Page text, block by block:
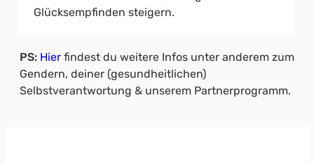
Glücksempfinden steigern.
PS: Hier findest du weitere Infos unter anderem zum
Gendern, deiner (gesundheitlichen)
Selbstverantwortung & unserem Partnerprogramm.